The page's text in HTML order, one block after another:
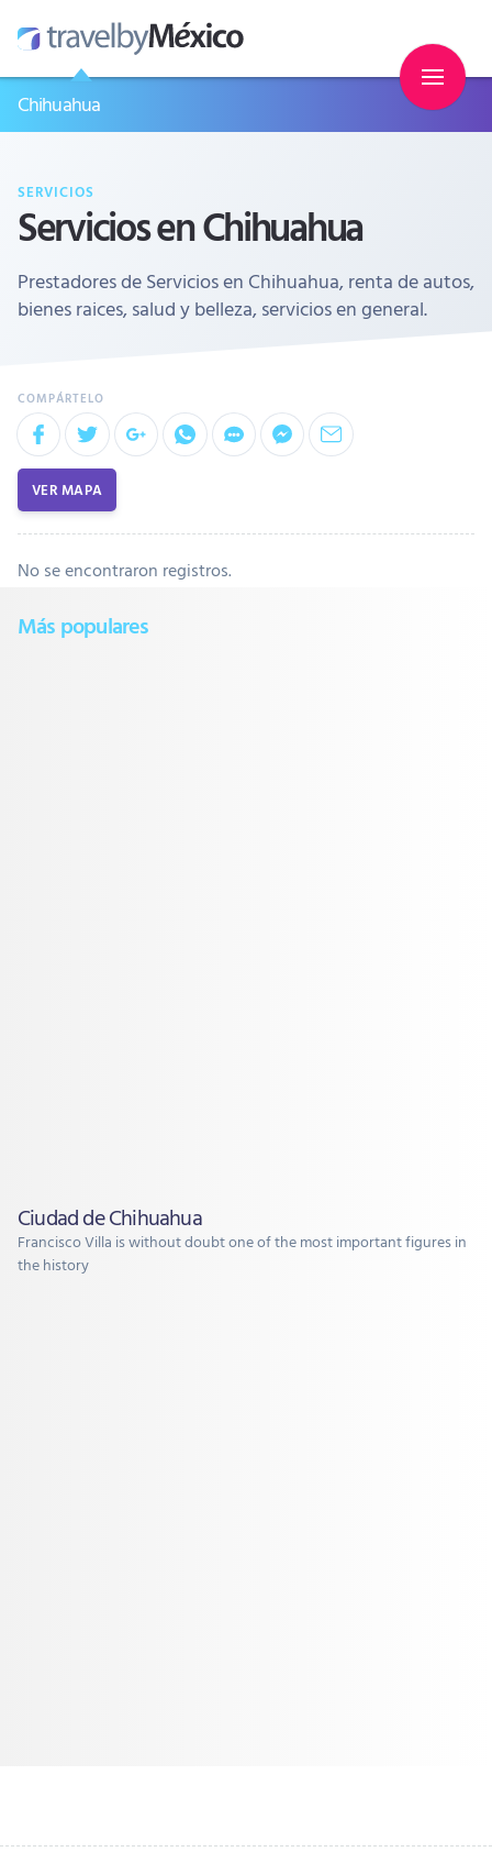
Chihuahua
SERVICIOS
Servicios en Chihuahua
Prestadores de Servicios en Chihuahua, renta de autos,
bienes raices, salud y belleza, servicios en general.
VER MAPA
No se encontraron registros.
Más populares
Ciudad de Chihuahua
Francisco Villa is without doubt one of the most important figures in
the history